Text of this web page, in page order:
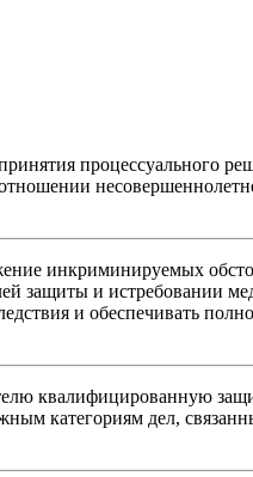
процессуального
инкриминируемых
защиты и истребовании
и обеспечивать
квалифицированную
категориям дел,